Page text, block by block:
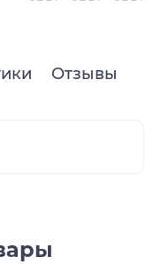
Отзывы